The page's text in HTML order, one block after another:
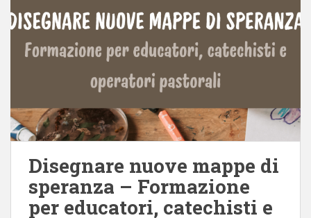
Disegnare nuove mappe di
speranza – Formazione
per educatori, catechisti e